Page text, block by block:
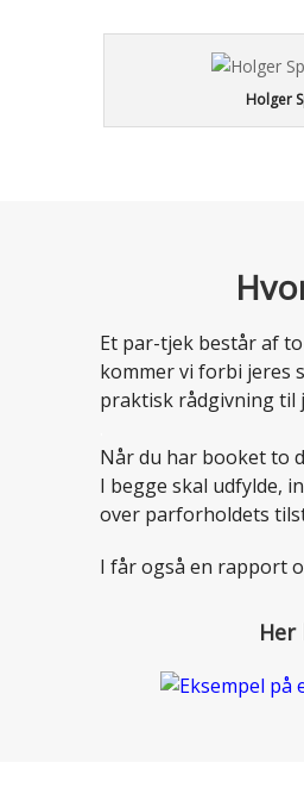
Holger
Et par-tjek består af
kommer vi forbi jeres
praktisk rådgivning til
Når du har booket to
I begge skal udfylde,
over parforholdets
I får også en rapport